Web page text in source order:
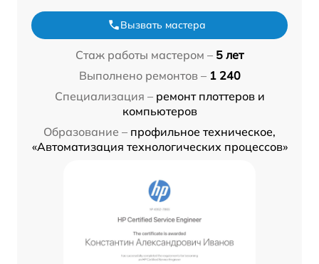
Вызвать мастера
Стаж работы мастером – 5 лет
Выполнено ремонтов – 1 240
Специализация – ремонт плоттеров и
компьютеров
Образование – профильное техническое,
«Автоматизация технологических процессов»